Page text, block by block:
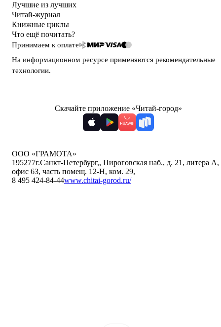
Лучшие из лучших
Читай-журнал
Книжные циклы
Что ещё почитать?
Принимаем к оплате
На информационном ресурсе применяются рекомендательные
технологии.
Скачайте приложение «Читай-город»
ООО «ГРАМОТА»
195277г.Санкт-Петербург,, Пироговская наб., д. 21, литера А,
офис 63, часть помещ. 12-Н, ком. 29,
8 495 424-84-44www.chitai-gorod.ru/